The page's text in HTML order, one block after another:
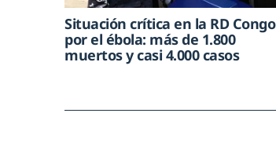
Situación crítica en la RD Congo
por el ébola: más de 1.800
muertos y casi 4.000 casos